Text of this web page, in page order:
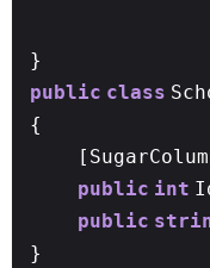
}
public class
{
public int
public
}